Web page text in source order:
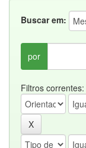
Buscar em:
por
Filtros correntes: